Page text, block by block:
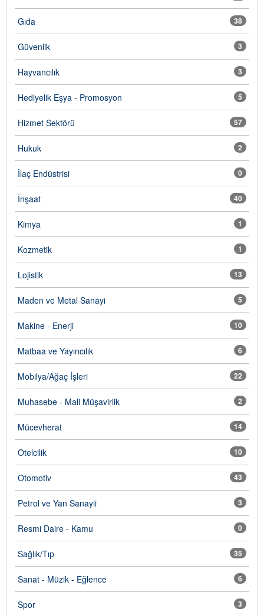
Gıda 38
Güvenlik 3
Hayvancılık 3
Hediyelik Eşya - Promosyon 5
Hizmet Sektörü 57
Hukuk 2
İlaç Endüstrisi 0
İnşaat 40
Kimya 1
Kozmetik 1
Lojistik 13
Maden ve Metal Sanayi 5
Makine - Enerji 10
Matbaa ve Yayıncılık 6
Mobilya/Ağaç İşleri 22
Muhasebe - Mali Müşavirlik 2
Mücevherat 14
Otelcilik 10
Otomotiv 43
Petrol ve Yan Sanayii 3
Resmi Daire - Kamu 0
Sağlık/Tıp 35
Sanat - Müzik - Eğlence 6
Spor 3